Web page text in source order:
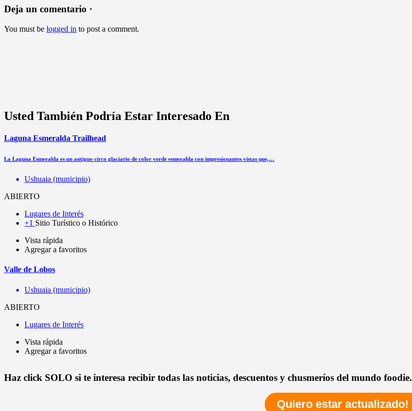
Deja un comentario ·
You must be logged in to post a comment.
Usted También Podría Estar Interesado En
Laguna Esmeralda Trailhead
La Laguna Esmeralda es un antiguo circo glaciario de color verde esmeralda con impresionantes vistas que,…
Ushuaia (municipio)
ABIERTO
Lugares de Interés
+1 Sitio Turístico o Histórico
Vista rápida
Agregar a favoritos
Valle de Lobos
Ushuaia (municipio)
ABIERTO
Lugares de Interés
Vista rápida
Agregar a favoritos
Haz click SOLO si te interesa recibir todas las noticias, descuentos y chusmeríos del mundo foodie.
Quiero estar actualizado!